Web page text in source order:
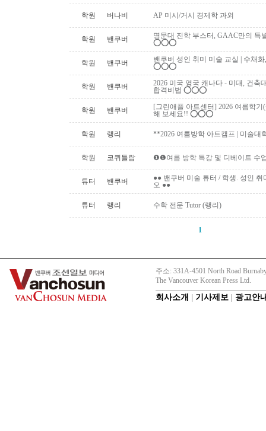
학원 버나비 AP 미시/거시 경제학 과외
학원 밴쿠버
명문대 진학 부스터, GAAC만의 특
⭕️⭕️⭕️
학원 밴쿠버
밴쿠버 성인 취미 미술 교실 | 수채
⭕️⭕️⭕️
학원 밴쿠버
2026 미국 영국 캐나다 - 미대, 건축
합격비법 ⭕️⭕️⭕️
학원 밴쿠버
[그린애플 아트센터] 2026 여름학
해 보세요!! ⭕️⭕️⭕️
학원 랭리 **2026 여름방학 아트캠프 | 미술대
학원 코퀴틀람 ❶❶여름 방학 특강 및 디베이트 수
튜터 밴쿠버
●● 밴쿠버 미술 튜터 / 학생. 성인
오 ●●
튜터 랭리 수학 전문 Tutor (랭리)
1
주소: 331A-4501 North Road
The Vancouver Korean Press Ltd.
회사소개 기사제보 광고안